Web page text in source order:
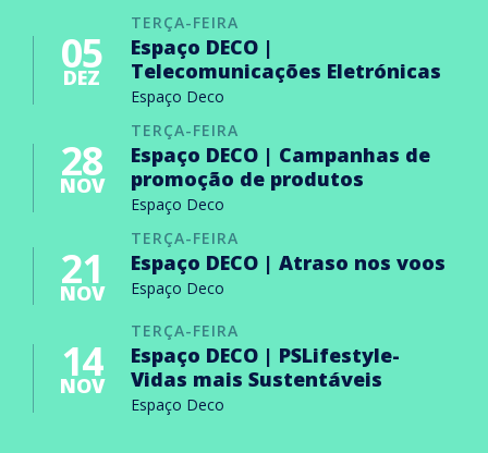
TERÇA-FEIRA
05
DEZ
Espaço DECO |
Telecomunicações Eletrónicas
Espaço Deco
TERÇA-FEIRA
28
NOV
Espaço DECO | Campanhas de
promoção de produtos
Espaço Deco
TERÇA-FEIRA
21
NOV
Espaço DECO | Atraso nos voos
Espaço Deco
TERÇA-FEIRA
14
NOV
Espaço DECO | PSLifestyle-
Vidas mais Sustentáveis
Espaço Deco